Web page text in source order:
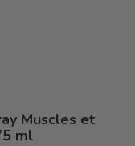
Muscles et
ml